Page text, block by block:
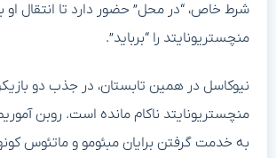
شرط خاص، “در محل” حضور دارد تا انتقال او
منچستریونایتد را “برباید”.
نیوکاسل در همین تابستان، در جذب دو
منچستریونایتد ناکام مانده است. روبن
به خدمت گرفتن برایان مبئومو و ماتئوس